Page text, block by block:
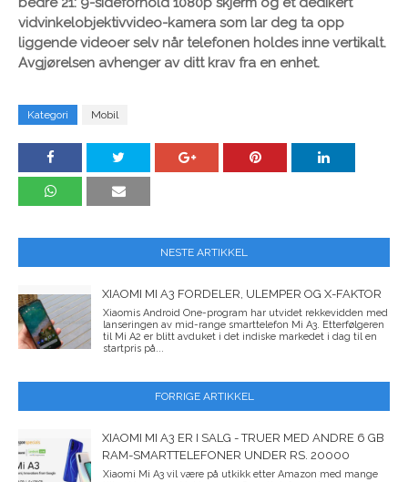
vidvinkelobjektivvideo-kamera som lar deg ta opp
liggende videoer selv når telefonen holdes inne vertikalt.
Avgjørelsen avhenger av ditt krav fra en enhet.
Kategori Mobil
NESTE ARTIKKEL
XIAOMI MI A3 FORDELER, ULEMPER OG X-FAKTOR
Xiaomis Android One-program har utvidet rekkevidden med
lanseringen av mid-range smarttelefon Mi A3. Etterfølgeren
til Mi A2 er blitt avduket i det indiske markedet i dag til en
startpris på...
FORRIGE ARTIKKEL
XIAOMI MI A3 ER I SALG - TRUER MED ANDRE 6 GB
RAM-SMARTTELEFONER UNDER RS. 20000
Xiaomi Mi A3 vil være på utkikk etter Amazon med mange